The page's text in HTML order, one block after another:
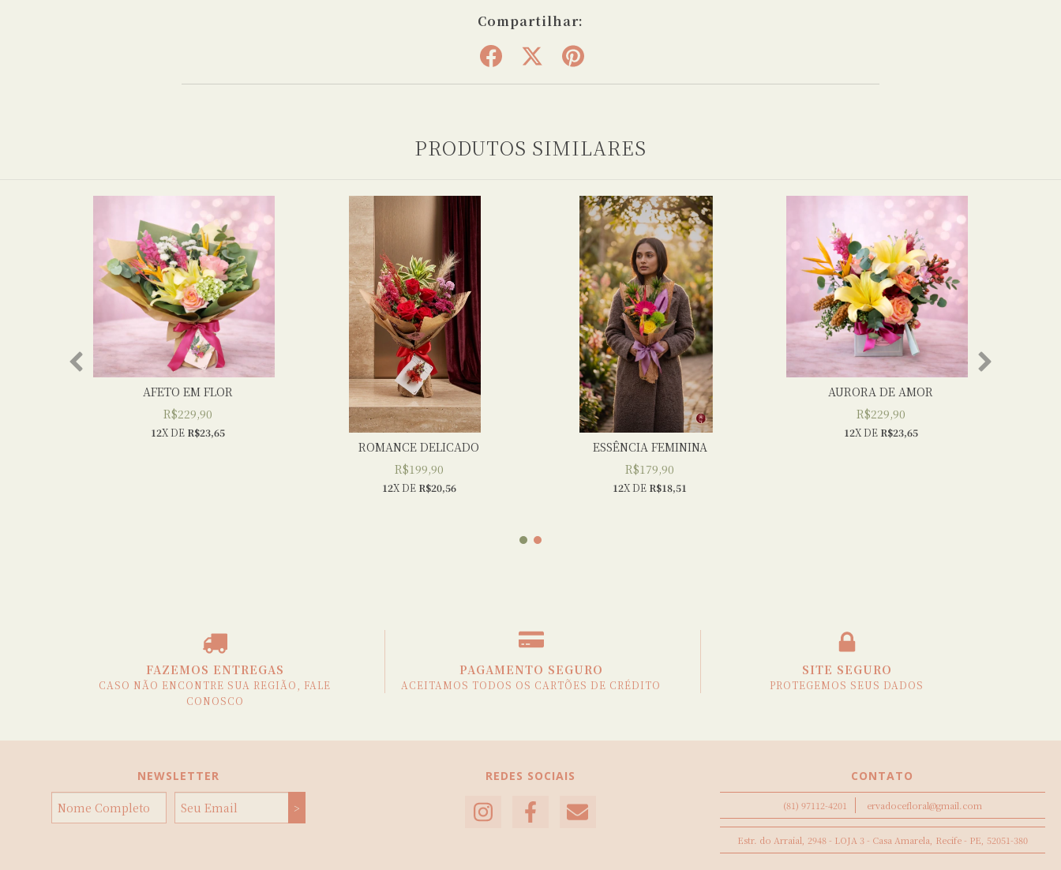
Compartilhar:
PRODUTOS SIMILARES
AFETO EM FLOR
R$229,90
12X DE R$23,65
ROMANCE DELICADO
R$199,90
12X DE R$20,56
ESSÊNCIA FEMININA
R$179,90
12X DE R$18,51
AURORA DE AMOR
R$229,90
12X DE R$23,65
FAZEMOS ENTREGAS
CASO NÃO ENCONTRE SUA REGIÃO, FALE
CONOSCO
PAGAMENTO SEGURO
ACEITAMOS TODOS OS CARTÕES DE CRÉDITO
SITE SEGURO
PROTEGEMOS SEUS DADOS
NEWSLETTER REDES SOCIAIS CONTATO
(81) 97112-4201 ervadocefloral@gmail.com
Estr. do Arraial, 2948 - LOJA 3 - Casa Amarela, Recife - PE, 52051-380